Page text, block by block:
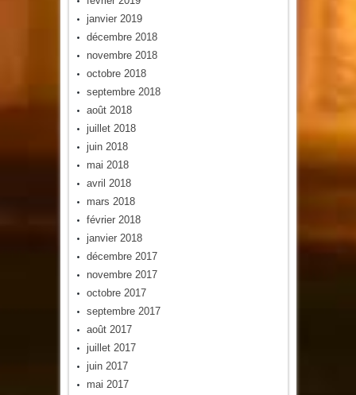
janvier 2019
décembre 2018
novembre 2018
octobre 2018
septembre 2018
août 2018
juillet 2018
juin 2018
mai 2018
avril 2018
mars 2018
février 2018
janvier 2018
décembre 2017
novembre 2017
octobre 2017
septembre 2017
août 2017
juillet 2017
juin 2017
mai 2017